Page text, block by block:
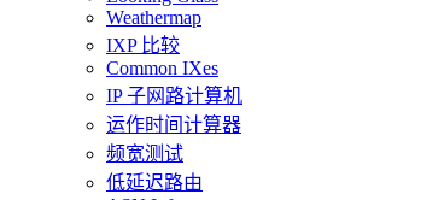
Weathermap
IXP 比较
Common IXes
IP 子网路计算机
运作时间计算器
频宽测试
低延迟路由